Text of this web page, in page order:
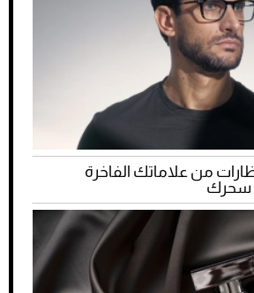
لا تُقاوم: 5 نظارات من علاماتك الفاخرة
سحرك